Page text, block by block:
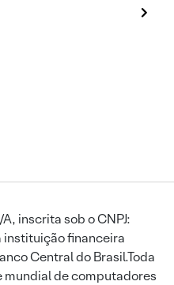
inscrita sob o CNPJ:
financeira
Central do Brasil.Toda
de computadores